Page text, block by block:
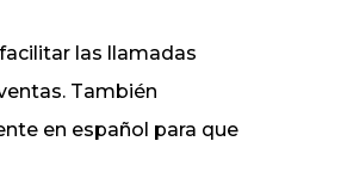
las llamadas
También
en español para que